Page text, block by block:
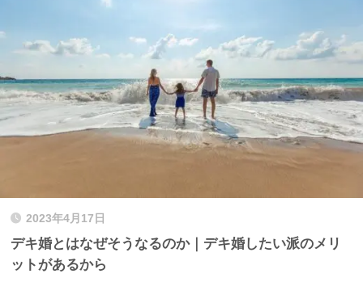
2023年4月17日
デキ婚とはなぜそうなるのか｜デキ婚したい派のメリ
ットがあるから